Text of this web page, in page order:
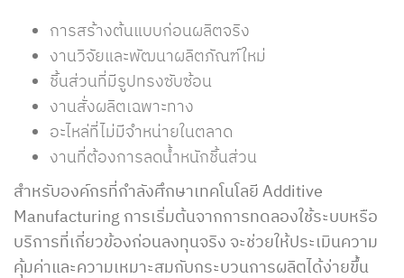
การสร้างต้นแบบก่อนผลิตจริง
งานวิจัยและพัฒนาผลิตภัณฑ์ใหม่
ชิ้นส่วนที่มีรูปทรงซับซ้อน
งานสั่งผลิตเฉพาะทาง
อะไหล่ที่ไม่มีจำหน่ายในตลาด
งานที่ต้องการลดน้ำหนักชิ้นส่วน
สำหรับองค์กรที่กำลังศึกษาเทคโนโลยี Additive
Manufacturing การเริ่มต้นจากการทดลองใช้ระบบหรือ
บริการที่เกี่ยวข้องก่อนลงทุนจริง จะช่วยให้ประเมินความ
คุ้มค่าและความเหมาะสมกับกระบวนการผลิตได้ง่ายขึ้น